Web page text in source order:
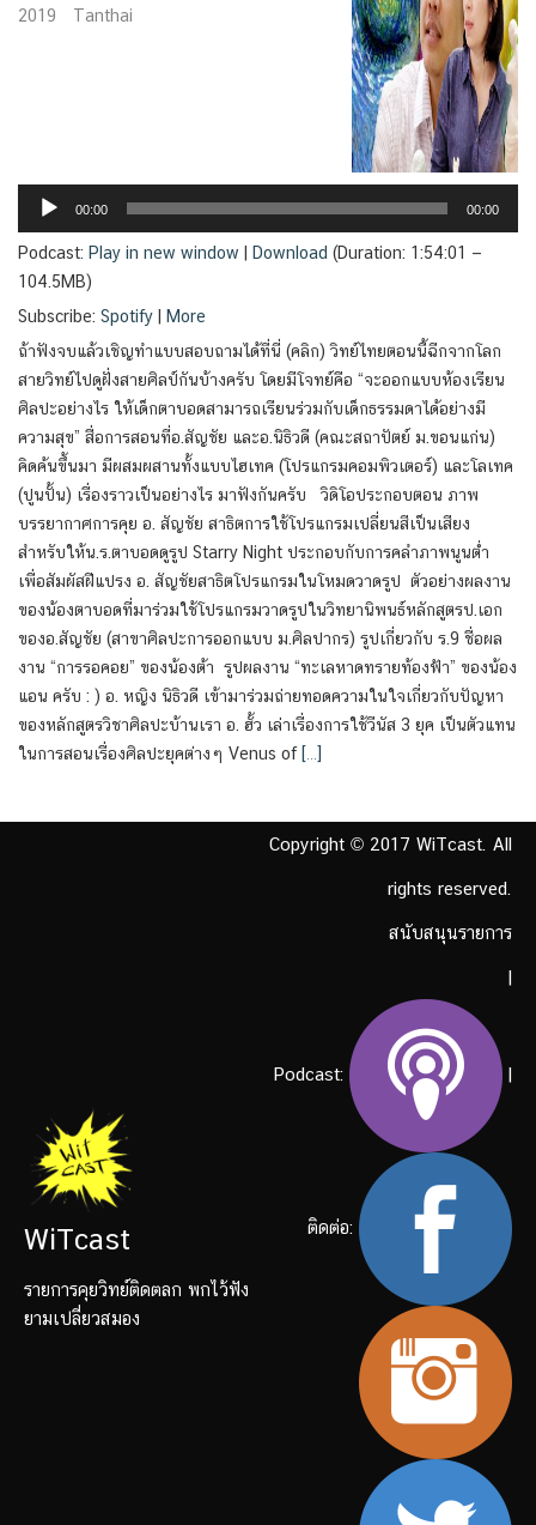
2019
Tanthai
00:00 00:00
Podcast: Play in new window Download (Duration: 1:54:01 —
104.5MB)
Subscribe: Spotify
More
ถ้าฟังจบแล้วเชิญทำแบบสอบถามได้ที่นี่ (คลิก) วิทย์ไทยตอนนี้ฉีกจากโลก
สายวิทย์ไปดูฝั่งสายศิลป์กันบ้างครับ โดยมีโจทย์คือ “จะออกแบบห้องเรียน
ศิลปะอย่างไร ให้เด็กตาบอดสามารถเรียนร่วมกับเด็กธรรมดาได้อย่างมี
ความสุข” สื่อการสอนที่อ.สัญชัย และอ.นิธิวดี (คณะสถาปัตย์ ม.ขอนแก่น)
คิดค้นขึ้นมา มีผสมผสานทั้งแบบไฮเทค (โปรแกรมคอมพิวเตอร์) และโลเทค
(ปูนปั้น) เรื่องราวเป็นอย่างไร มาฟังกันครับ วิดิโอประกอบตอน ภาพ
บรรยากาศการคุย อ. สัญชัย สาธิตการใช้โปรแกรมเปลี่ยนสีเป็นเสียง
สำหรับให้น.ร.ตาบอดดูรูป Starry Night ประกอบกับการคลำภาพนูนต่ำ
เพื่อสัมผัสฝีแปรง อ. สัญชัยสาธิตโปรแกรมในโหมดวาดรูป ตัวอย่างผลงาน
ของน้องตาบอดที่มาร่วมใช้โปรแกรมวาดรูปในวิทยานิพนธ์หลักสูตรป.เอก
ของอ.สัญชัย (สาขาศิลปะการออกแบบ ม.ศิลปากร) รูปเกี่ยวกับ ร.9 ชื่อผล
งาน “การรอคอย” ของน้องต้า รูปผลงาน “ทะเลหาดทรายท้องฟ้า” ของน้อง
แอน ครับ : ) อ. หญิง นิธิวดี เข้ามาร่วมถ่ายทอดความในใจเกี่ยวกับปัญหา
ของหลักสูตรวิชาศิลปะบ้านเรา อ. ฮั้ว เล่าเรื่องการใช้วีนัส 3 ยุค เป็นตัวแทน
ในการสอนเรื่องศิลปะยุคต่างๆ Venus of[…]
WiTcast
รายการคุยวิทย์ติดตลก พกไว้ฟัง
ยามเปลี่ยวสมอง
Copyright © 2017 WiTcast. All
rights reserved.
สนับสนุนรายการ
|
Podcast: |
ติดต่อ: